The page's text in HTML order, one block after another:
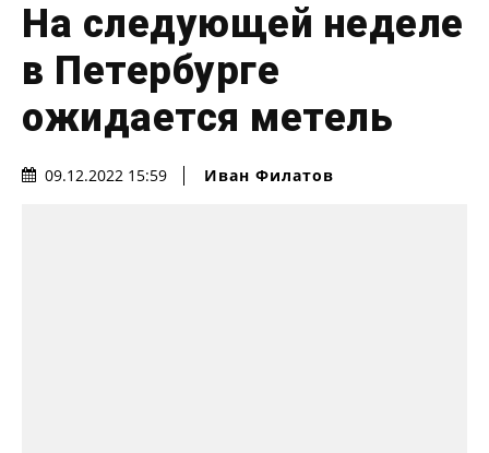
На следующей неделе
в Петербурге
ожидается метель
09.12.2022 15:59 Иван Филатов